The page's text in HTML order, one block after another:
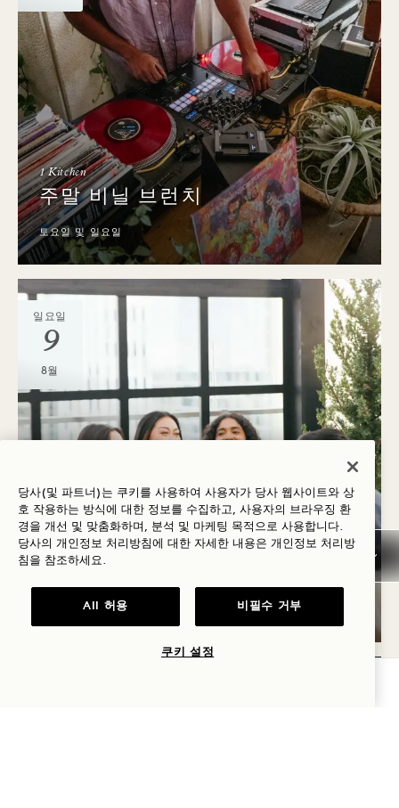
1 Kitchen
주말 비닐 브런치
토요일 및 일요일
일요일
9
8월
Harriet's Rooftop
아이스크림 선데이
8월 9일, 9월 20일
당사(및 파트너)는 쿠키를 사용하여 사용자가 당사 웹사이트와 상
호 작용하는 방식에 대한 정보를 수집하고, 사용자의 브라우징 환
경을 개선 및 맞춤화하며, 분석 및 마케팅 목적으로 사용합니다.
당사의 개인정보 처리방침에 대한 자세한 내용은 개인정보 처리방
침을 참조하세요.
All 허용 비필수 거부
쿠키 설정